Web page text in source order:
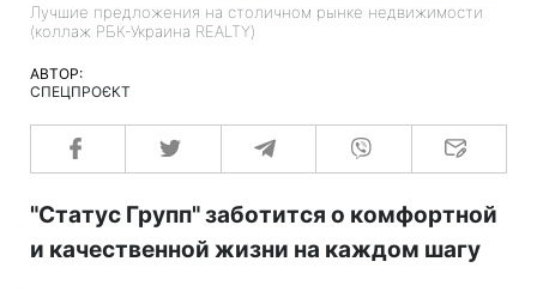
Лучшие предложения на столичном рынке недвижимости
(коллаж РБК-Украина REALTY)
АВТОР:
СПЕЦПРОЄКТ
"Статус Групп" заботится о комфортной
и качественной жизни на каждом шагу